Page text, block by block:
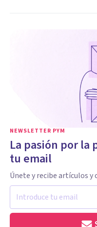
NEWSLETTER PYM
La pasión por la
tu email
Únete y recibe artículos y